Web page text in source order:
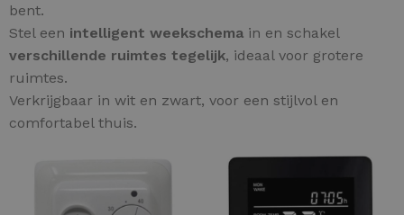
bent.
Stel een intelligent weekschema in en schakel
verschillende ruimtes tegelijk, ideaal voor grotere
ruimtes.
Verkrijgbaar in wit en zwart, voor een stijlvol en
comfortabel thuis.